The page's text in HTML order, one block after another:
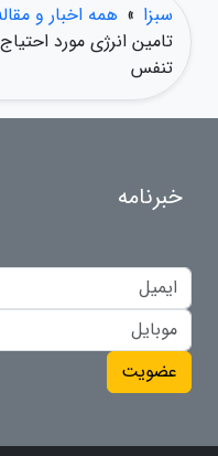
سبزا » همه اخبار و
تامین انرژی مورد
تنفس
خبرنامه
عضویت